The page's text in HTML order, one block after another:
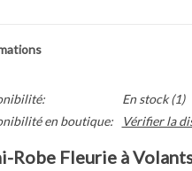
En stock(1)
en boutique:
Vérifier la
Robe Fleurie à